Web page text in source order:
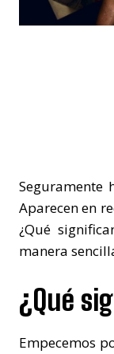
Seguramente
Aparecen en
¿Qué
manera
¿Qué
Empecemos